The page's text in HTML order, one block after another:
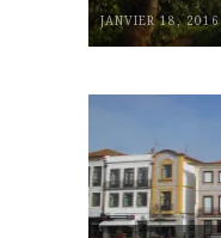
JANVIER 18, 2016